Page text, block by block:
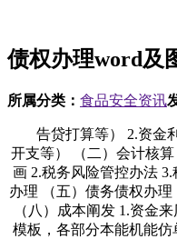
债权办理word及
所属分类： 食品安全资讯
告贷打算等） 2.资金利
开支等） （二）会计核
画 2.税务风险管控办法
办理 （五）债务债权办
（八）成本阐发 1.资金
模板，各部分本能机能